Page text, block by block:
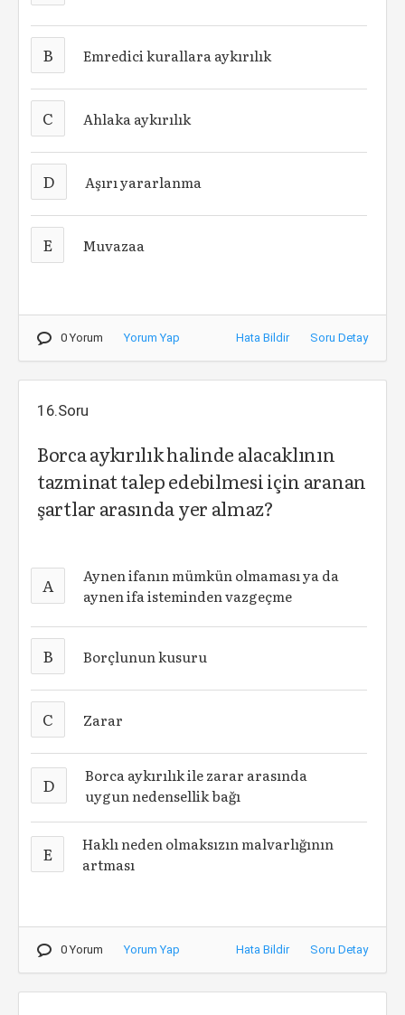
B Emredici kurallara aykırılık
C Ahlaka aykırılık
D Aşırı yararlanma
E Muvazaa
0 Yorum Yorum Yap Hata Bildir Soru Detay
16.Soru
Borca aykırılık halinde alacaklının
tazminat talep edebilmesi için aranan
şartlar arasında yer almaz?
A
Aynen ifanın mümkün olmaması ya da
aynen ifa isteminden vazgeçme
B Borçlunun kusuru
C Zarar
D
Borca aykırılık ile zarar arasında
uygun nedensellik bağı
E
Haklı neden olmaksızın malvarlığının
artması
0 Yorum Yorum Yap Hata Bildir Soru Detay